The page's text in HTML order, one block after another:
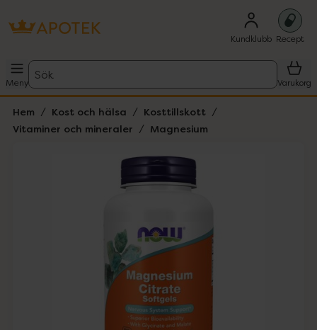
Kundklubb Recept
Meny
Sök
Varukorg
Hem Kost och hälsa
Kosttillskott
Vitaminer och mineraler
Magnesium
Lista: . Innehåller 1 objekt.